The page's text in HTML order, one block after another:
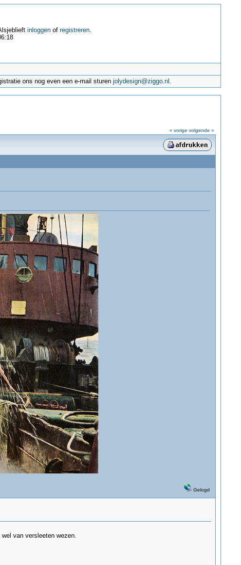
inloggenof registreren.
ons nog even een e-mail sturenjolydesign@ziggo.nl .
« vorige volgende »
Gelogd
van versleeten wezen.